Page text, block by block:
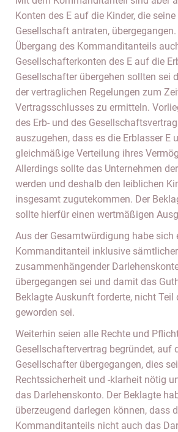
Konten des E auf die Kinder, die
Gesellschaft antraten,
Übergang des Kommanditanteils
Gesellschafterkonten des E auf die
Gesellschafter übergehen sollten sei
der vertraglichen Regelungen zum
Vertragsschlusses zu ermitteln.
des Erb- und des
auszugehen, dass es die Erblasser E
gleichmäßige Verteilung ihres
Allerdings sollte das Unternehmen
werden und deshalb den leiblichen
insgesamt zugutekommen. Der
sollte hierfür einen wertmäßigen
Aus der Gesamtwürdigung habe sich
Kommanditanteil inklusive
zusammenhängender
übergegangen sei und damit das
Beklagte Auskunft forderte, nicht Teil
geworden sei.
Weiterhin seien alle Rechte und
Gesellschaftervertrag begründet, auf
Gesellschafter übergegangen, dies
Rechtssicherheit und -klarheit nötig
das Darlehenskonto. Der Beklagte
überzeugend darlegen können, dass
Kommanditanteils nicht auch das